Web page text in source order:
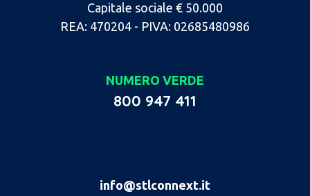
Capitale sociale € 50.000
REA: 470204 - PIVA: 02685480986
NUMERO VERDE
800 947 411
info@stlconnext.it